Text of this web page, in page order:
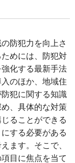
防犯力を向上さ
めには、防犯対
化する最新手法
のほか、地域住
防犯に関する知識
め、具体的な対策
じることができる
にする必要がある
ます。そこで、
項目に焦点を当て